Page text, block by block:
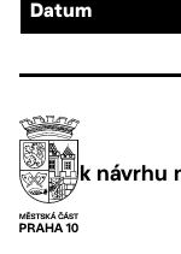
Datum
k návrhu